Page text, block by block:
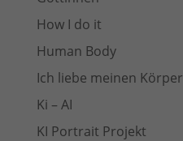
How I do it
Human Body
Ich liebe meinen Körper
Ki – AI
KI Portrait Projekt